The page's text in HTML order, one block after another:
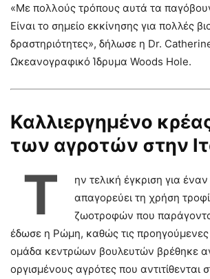
«Με πολλούς τρόπους αυτά τα
Είναι το σημείο εκκίνησης για πολλές
δραστηριότητες», δήλωσε η Dr.
Ωκεανογραφικό Ίδρυμα Woods Hole.
Καλλιεργημένο
των αγροτών στην
Τ
ην τελική έγκριση για
απαγορεύει τη χρήση
ζωοτροφών που
έδωσε η Ρώμη, καθώς τις προηγούμενες
ομάδα κεντρώων βουλευτών βρέθηκε
οργισμένους αγρότες που αντιτίθενται